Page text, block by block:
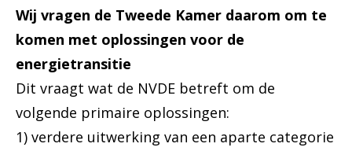
Wij vragen de Tweede Kamer daarom om te
komen met oplossingen voor de
energietransitie
Dit vraagt wat de NVDE betreft om de
volgende primaire oplossingen:
1) verdere uitwerking van een aparte categorie